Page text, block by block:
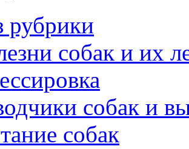
рубрики
собак и их
собак и
собак